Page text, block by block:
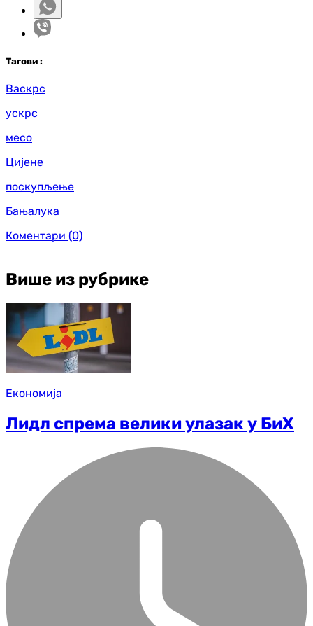
Тагови :
Васкрс
ускрс
месо
Цијене
поскупљење
Бањалука
Коментари (0)
Више из рубрике
Економија
Лидл спрема велики улазак у БиХ